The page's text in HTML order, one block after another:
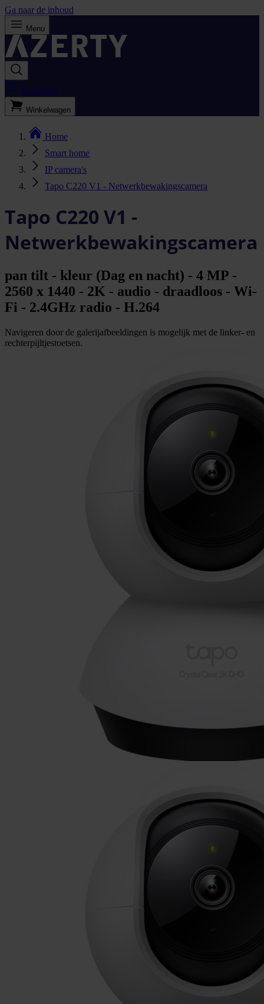
Ga naar de inhoud
Menu
Bestellijst
Winkelwagen
Home
Smart home
IP camera's
Tapo C220 V1 - Netwerkbewakingscamera
Tapo C220 V1 -
Netwerkbewakingscamera
pan tilt - kleur (Dag en nacht) - 4 MP -
2560 x 1440 - 2K - audio - draadloos - Wi-
Fi - 2.4GHz radio - H.264
Navigeren door de galerijafbeeldingen is mogelijk met de linker- en
rechterpijltjestoetsen.